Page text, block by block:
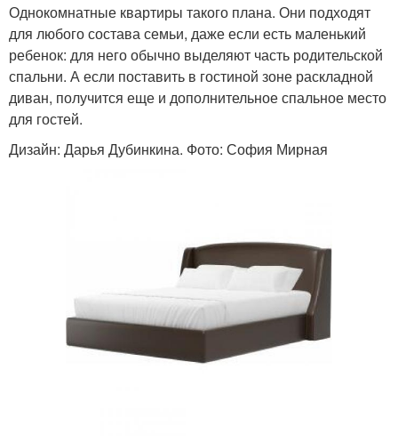
Однокомнатные квартиры такого плана. Они подходят
для любого состава семьи, даже если есть маленький
ребенок: для него обычно выделяют часть родительской
спальни. А если поставить в гостиной зоне раскладной
диван, получится еще и дополнительное спальное место
для гостей.
Дизайн: Дарья Дубинкина. Фото: София Мирная